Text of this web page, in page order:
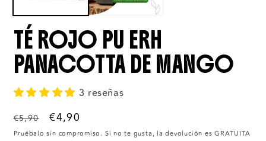
TÉ ROJO PU ERH
PANACOTTA DE MANGO
3 reseñas
Precio
habitual
€5,90
Precio
de
€4,90
Pruébalo sin compromiso. Si no te gusta, la devolución es GRATUITA